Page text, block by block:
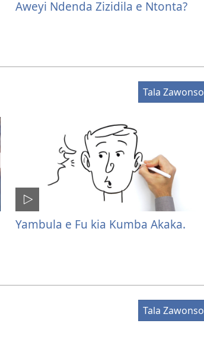
Aweyi Ndenda Zizidila e Ntonta?
Tala Zawonso
Yambula e Fu kia Kumba Akaka.
Tala Zawonso